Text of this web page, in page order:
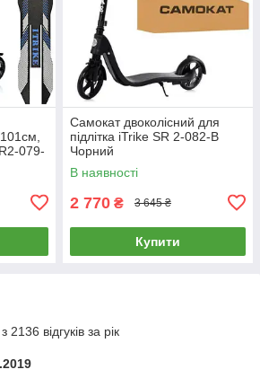
079-
Самокат двоколісний для
підлітка iTrike SR 2-082-B
Чорний
В наявності
2 770 ₴ 3 645 ₴
Купити
відгуків за рік